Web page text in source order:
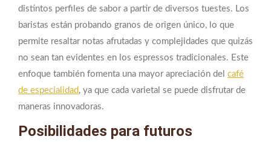
distintos perfiles de sabor a partir de diversos tuestes. Los
baristas están probando granos de origen único, lo que
permite resaltar notas afrutadas y complejidades que quizás
no sean tan evidentes en los espressos tradicionales. Este
enfoque también fomenta una mayor apreciación del café
de especialidad , ya que cada varietal se puede disfrutar de
maneras innovadoras.
Posibilidades para futuros